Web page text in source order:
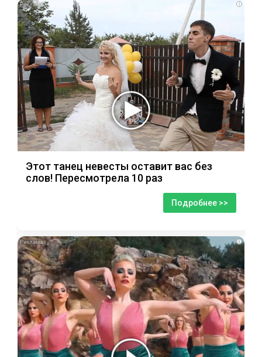
i
Этот танец невесты оставит вас без
слов! Пересмотрела 10 раз
Подробнее >>
i